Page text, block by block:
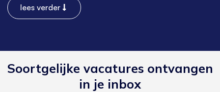
lees verder
Soortgelijke vacatures ontvangen
in je inbox